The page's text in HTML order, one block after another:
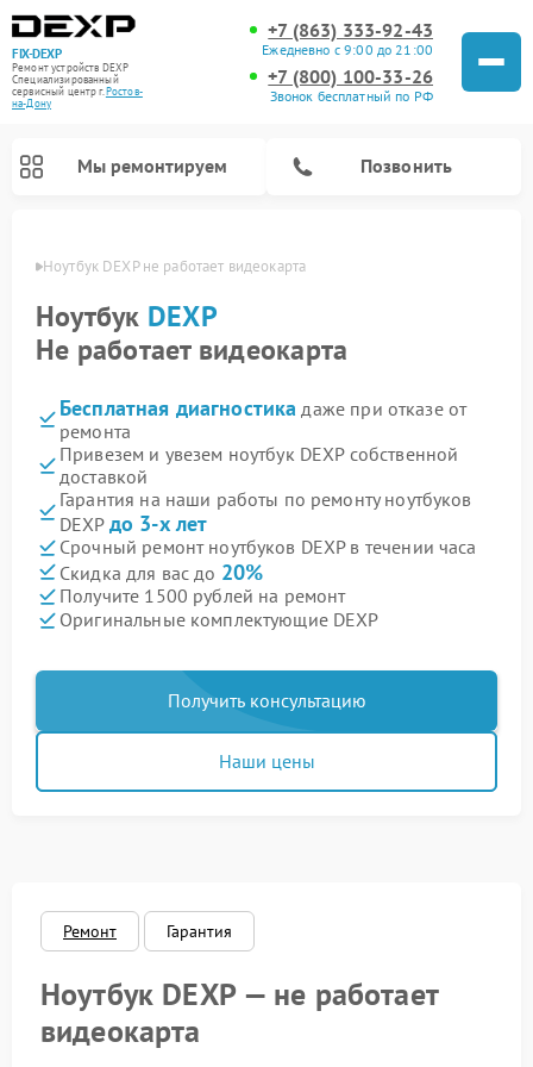
FIX-DEXP
Ремонт устройств DEXP
Специализированный
cервисный центр г.Ростов-
на-Дону
+7 (863) 333-92-43
Ежедневно с 9:00 до 21:00
+7 (800) 100-33-26
Звонок бесплатный по РФ
Мы ремонтируем Позвонить
Ноутбук DEXP не работает видеокарта
Ноутбук DEXP
Не работает видеокарта
Бесплатная диагностика даже при отказе от
ремонта
Привезем и увезем ноутбук DEXP собственной
доставкой
Гарантия на наши работы по ремонту ноутбуков
DEXP до 3-х лет
Срочный ремонт ноутбуков DEXP в течении часа
Скидка для вас до 20%
Получите 1500 рублей на ремонт
Оригинальные комплектующие DEXP
Получить консультацию
Наши цены
Ремонт Гарантия
Ноутбук DEXP — не работает
видеокарта